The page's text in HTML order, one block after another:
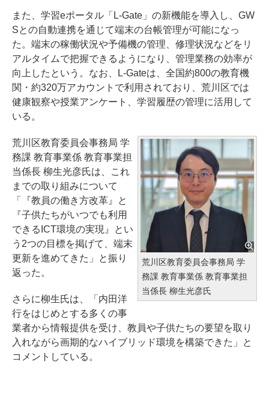
また、学習eポータル「L-Gate」の新機能を導入し、GW
Sとの自動連携を通じて端末の台帳管理が可能になっ
た。端末の稼働状況や予備機の管理、修理状況などをリ
アルタイムで把握できるようになり、管理業務の効率が
向上したという。なお、L-Gateは、全国約800の教育機
関・約320万アカウントで利用されており、荒川区では
健康観察や授業アンケート、学習履歴の管理に活用して
いる。
荒川区教育委員会事務局 学
務課 教育事業係 教育事業担
当係長 柳生光彦氏
荒川区教育委員会事務局 学
務課 教育事業係 教育事業担
当係長 柳生光彦氏は、これ
までの取り組みについて
「『教員の働き方改革』と
『子供たちがいつでも利用
できるICT環境の実現』とい
う2つの目標を掲げて、端末
更新を進めてきた」と振り
返った。
さらに柳生氏は、「内田洋
行をはじめとする多くの事
業者から情報提供を受け、教員や子供たちの要望を取り
入れながら画期的なハイブリッド環境を構築できた」と
コメントしている。